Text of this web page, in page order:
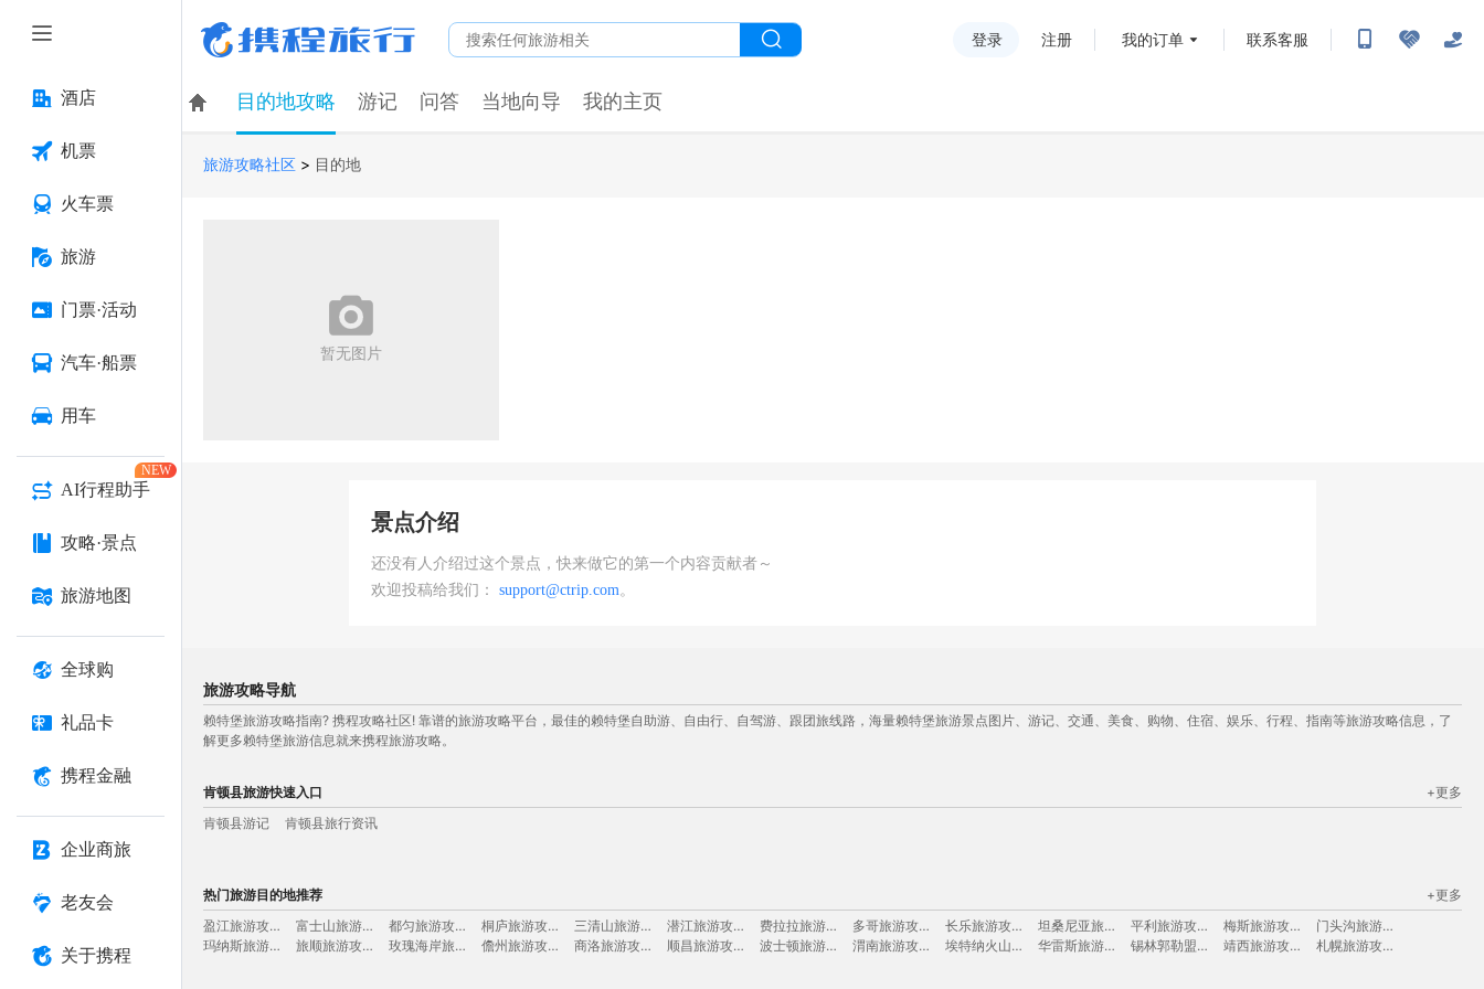
酒店
机票
火车票
旅游
门票·活动
汽车·船票
用车
AI行程助手
NEW
攻略·景点
旅游地图
全球购
礼品卡
携程金融
企业商旅
老友会
关于携程
登录 注册 我的订单 联系客服
目的地攻略 游记 问答 当地向导 我的主页
旅游攻略社区 > 目的地

暂无图片
景点介绍
还没有人介绍过这个景点，快来做它的第一个内容贡献者～
欢迎投稿给我们： support@ctrip.com。
旅游攻略导航
赖特堡旅游攻略指南? 携程攻略社区! 靠谱的旅游攻略平台，最佳的赖特堡自助游、自由行、自驾游、跟团旅线路，海量赖特堡旅游景点图片、游记、交通、美食、购物、住宿、娱乐、行程、指南等旅游攻略信息，了
解更多赖特堡旅游信息就来携程旅游攻略。
肯顿县旅游快速入口
+更多
肯顿县游记
肯顿县旅行资讯
赖特堡
Fort Wright
热门旅游目的地推荐
+更多
盈江旅游攻略
富士山旅游攻略 都匀旅游攻略 桐庐旅游攻略 三清山旅游攻略 潜江旅游攻略 费拉拉旅游攻略 多哥旅游攻略 长乐旅游攻略 坦桑尼亚旅游攻略 平利旅游攻略 梅斯旅游攻略
门头沟旅游攻略
玛纳斯旅游攻略
旅顺旅游攻略 玫瑰海岸旅游攻略 儋州旅游攻略 商洛旅游攻略 顺昌旅游攻略 波士顿旅游攻略 渭南旅游攻略 埃特纳火山旅游攻略 华雷斯旅游攻略 锡林郭勒盟旅游攻略 靖西旅游攻略
札幌旅游攻略